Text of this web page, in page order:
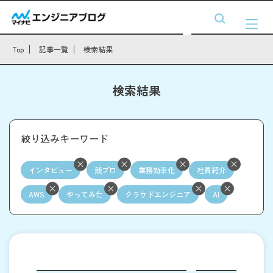
Top 記事一覧 検索結果
検索結果
絞り込みキーワード
インタビュー 競プロ 業務効率化 社員紹介
AWS やってみた クラウドエンジニア AI